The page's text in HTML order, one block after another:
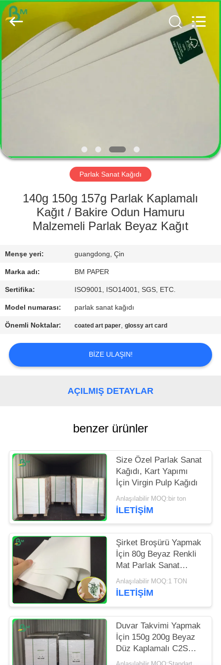
EV
ÜRÜN:%
S
FABRIKA
KALITE
KONTROL
BIZIMLE
ILETIŞIME
GEÇIN
HABERLER
VAKALAR
POLICY
GUANGZHOU
BMPAPER
CO.,
LTD..
Parlak Sanat Kağıdı
140g 150g 157g Parlak Kaplamalı
Kağıt / Bakire Odun Hamuru
Malzemeli Parlak Beyaz Kağıt
Menşe yeri: guangdong, Çin
Marka adı: BM PAPER
Sertifika: ISO9001, ISO14001, SGS, ETC.
Model numarası: parlak sanat kağıdı
Önemli Noktalar: coated art paper,glossy art card
BIZE ULAŞIN!
AÇILMIŞ DETAYLAR
benzer ürünler
Size Özel Parlak Sanat
Kağıdı, Kart Yapımı
İçin Virgin Pulp Kağıdı
Anlaşılabilir MOQ:bir ton
İLETIŞIM
Şirket Broşürü Yapmak
İçin 80g Beyaz Renkli
Mat Parlak Sanat
Kağıdı Rulosu
Anlaşılabilir MOQ:1 TON
İLETIŞIM
Duvar Takvimi Yapmak
İçin 150g 200g Beyaz
Düz Kaplamalı C2S
Sanat Kağıdı